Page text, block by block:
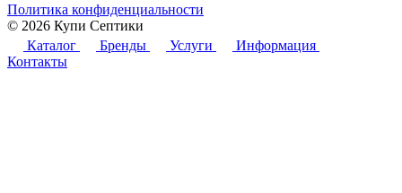
Политика конфиденциальности
© 2026 Купи Септики
Каталог
Бренды Услуги
Информация
Контакты